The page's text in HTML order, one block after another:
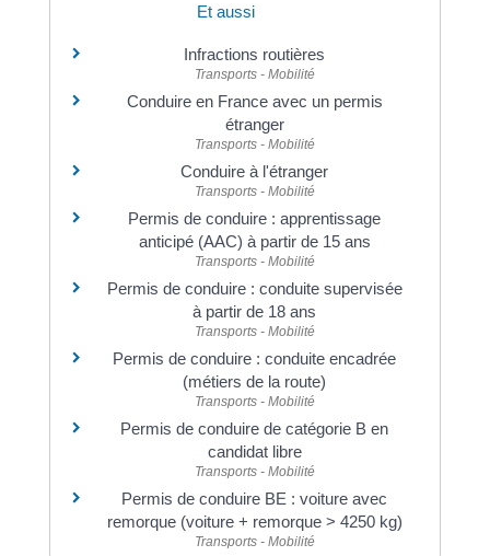
Et aussi
Infractions routières
Transports - Mobilité
Conduire en France avec un permis
étranger
Transports - Mobilité
Conduire à l'étranger
Transports - Mobilité
Permis de conduire : apprentissage
anticipé (AAC) à partir de 15 ans
Transports - Mobilité
Permis de conduire : conduite supervisée
à partir de 18 ans
Transports - Mobilité
Permis de conduire : conduite encadrée
(métiers de la route)
Transports - Mobilité
Permis de conduire de catégorie B en
candidat libre
Transports - Mobilité
Permis de conduire BE : voiture avec
remorque (voiture + remorque > 4250 kg)
Transports - Mobilité